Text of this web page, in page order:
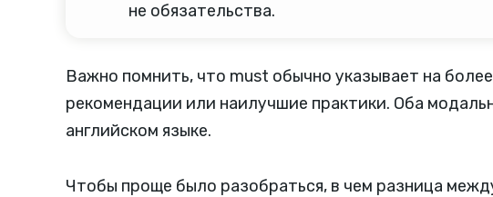
не обязательства.
Важно помнить, что must обычно указывает на
рекомендации или наилучшие практики. Оба
английском языке.
Чтобы проще было разобраться, в чем разница